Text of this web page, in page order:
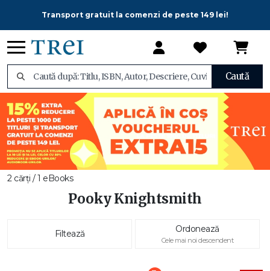
Transport gratuit la comenzi de peste 149 lei!
Caută
2 cărți / 1 eBooks
Pooky Knightsmith
Filtează Ordonează
Cele mai noi descendent